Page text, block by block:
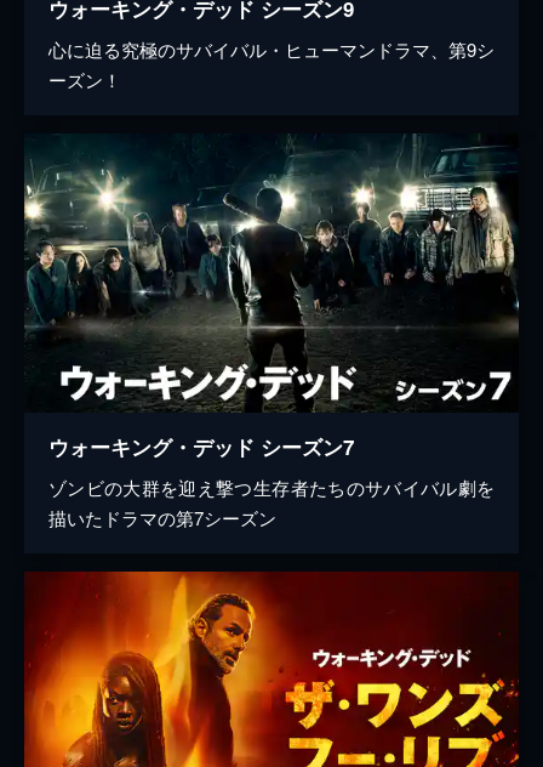
ウォーキング・デッド シーズン9
心に迫る究極のサバイバル・ヒューマンドラマ、第9シ
ーズン！
ウォーキング・デッド シーズン7
ゾンビの大群を迎え撃つ生存者たちのサバイバル劇を
描いたドラマの第7シーズン